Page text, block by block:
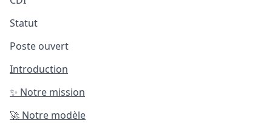
Statut
Poste ouvert
Introduction
✨ Notre mission
🚀 Notre modèle